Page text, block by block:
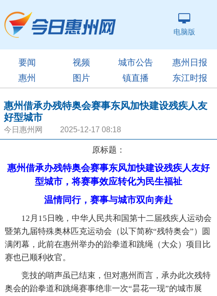
电脑版
要闻 视频 城市公告
惠州日报
惠州
图片 镇直播 东江时报
惠州借承办残特奥会赛事东风加快建设残疾人友
好型城市
今日惠州网 2025-12-17 08:18
原标题：
惠州借承办残特奥会赛事东风加快建设残疾人友好
型城市，将赛事效应转化为民生福祉
温情同行，赛事与城市双向奔赴
12月15日晚，中华人民共和国第十二届残疾人运动会
暨第九届特殊奥林匹克运动会（以下简称“残特奥会”）圆
满闭幕，此前在惠州举办的跆拳道和跳绳（大众）项目比
赛也已顺利收官。
竞技的哨声虽已结束，但对惠州而言，承办此次残特
奥会的跆拳道和跳绳赛事绝非一次“昙花一现”的城市展